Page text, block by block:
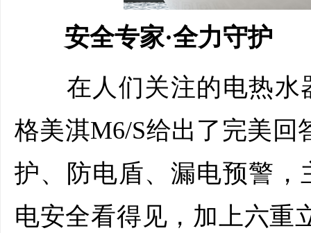
安全专家·全力守护
在人们关注的电热水
格美淇M6/S给出了完美回
护、防电盾、漏电预警
电安全看得见，加上六重